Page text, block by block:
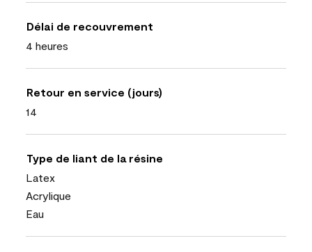
Délai de recouvrement
4 heures
Retour en service (jours)
14
Type de liant de la résine
Latex
Acrylique
Eau